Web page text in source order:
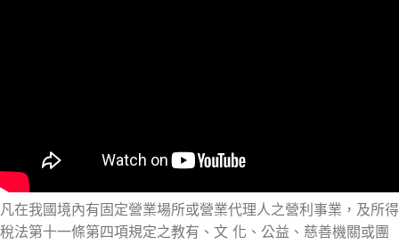
凡在我國境內有固定營業場所或營業代理人之營利事業，及所得
稅法第十一條第四項規定之教有、文 化、公益、慈善機關或團